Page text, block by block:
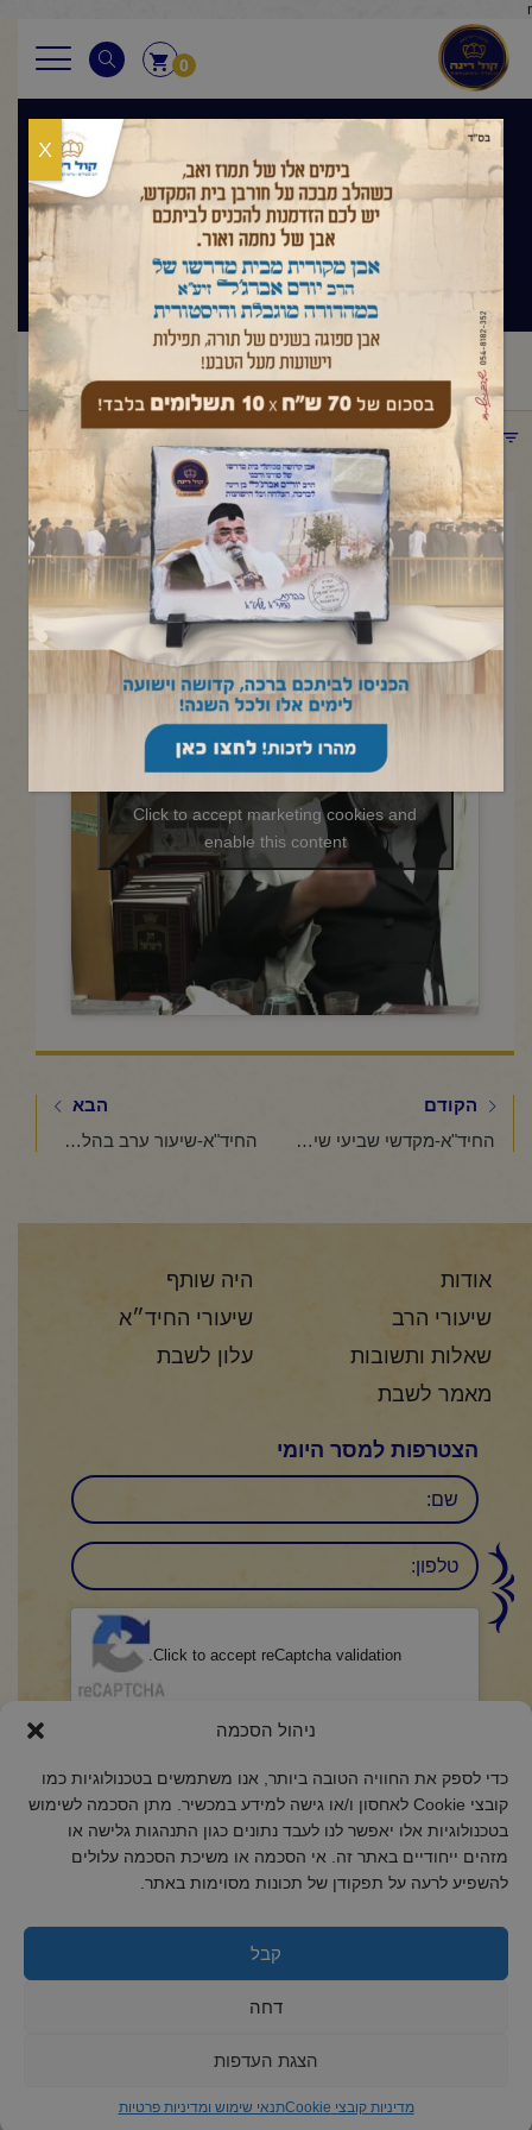
ניהול הסכמה
כדי לספק את החוויה הטובה ביותר, אנו משתמשים בטכנולוגיות כמו
קובצי Cookie לאחסון ו/או גישה למידע במכשיר. מתן הסכמה לשימוש
בטכנולוגיות אלו יאפשר לנו לעבד נתונים כגון התנהגות גלישה או
מזהים ייחודיים באתר זה. אי הסכמה או משיכת הסכמה עלולים
להשפיע לרעה על תפקודן של תכונות מסוימות באתר.
קבל
דחה
הצגת העדפות
מדיניות קובצי Cookie תנאי שימוש ומדיניות פרטיות
r
0
בגובה העיניים
הלכה ותניא יומי
ראשי שיעורי החיד"א/בגובה העיניים הלכה ותניא יומי
החיד"א-תניא יומי ובגובה העיניים-ח' טבת תשפ"ו
תפריט קטגוריות
החיד"א-תניא יומי ובגובה
העיניים-ח' טבת תשפ"ו
ינואר 12, 2026
Click to accept marketing cookies and
enable this content
הקודם
החיד"א-מקדשי שביעי שיעור בקהלת-ו' טבת תשפ"ו
הבא
החיד"א-שיעור ערב בהלכה ובאגדה-אור לט' טבת תשפ"ו
אודות
היה שותף
שיעורי הרב
שיעורי החיד״א
שאלות ותשובות
עלון לשבת
מאמר לשבת
הצטרפות למסר היומי
שם
טלפון:
Click to accept reCaptcha validation.
מדיניות קובצי Cookie
ד
X